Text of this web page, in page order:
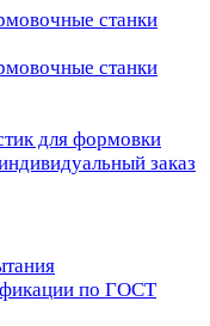
станки
станки
для формовки
заказ
по ГОСТ